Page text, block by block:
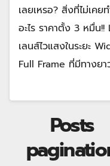
เลยเหรอ? สิ่งที่ไม่เค
อะไร ราคาตั้ง 3 หมื่น
เลนส์ไวแสงในระยะ
Full Frame ที่มีทางยา
Posts